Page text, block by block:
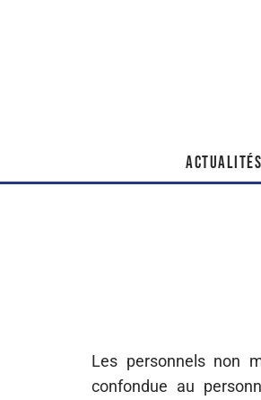
ACTUALITÉS
Les personnels non
confondue au